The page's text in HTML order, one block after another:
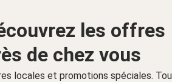
les offres
de chez vous
locales et promotions spéciales.